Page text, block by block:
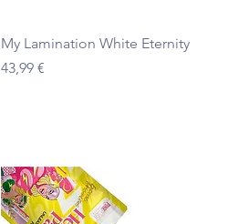
Ātrais skats
My Lamination White Eternity
Cena
43,99 €